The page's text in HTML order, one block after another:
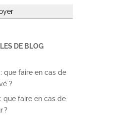
DE BLOG
que faire en cas de
?
que faire en cas de
?